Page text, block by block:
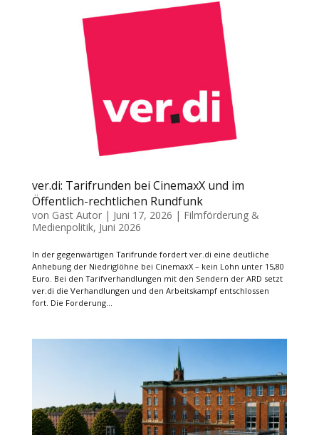
ver.di: Tarifrunden bei CinemaxX und im
Öffentlich-rechtlichen Rundfunk
von Gast Autor| Juni 17, 2026 | Filmförderung &
Medienpolitik, Juni 2026
In der gegenwärtigen Tarifrunde fordert ver.di eine deutliche
Anhebung der Niedriglöhne bei CinemaxX – kein Lohn unter 15,80
Euro. Bei den Tarifverhandlungen mit den Sendern der ARD setzt
ver.di die Verhandlungen und den Arbeitskampf entschlossen
fort. Die Forderung...